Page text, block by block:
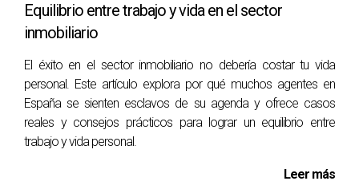
innovación en bienes raíces.
Preguntas Frecuentes
¿Es realmente posible trabajar desde cualquier
lugar como agente inmobiliario?
Sí, gracias a las herramientas digitales disponibles hoy en
día, muchos agentes han encontrado formas efectivas de
Equilibrio entre trabajo y vida en el sector
inmobiliario
El éxito en el sector inmobiliario no debería costar tu vida
personal. Este artículo explora por qué muchos agentes en
España se sienten esclavos de su agenda y ofrece casos
reales y consejos prácticos para lograr un equilibrio entre
trabajo y vida personal.
Leer más